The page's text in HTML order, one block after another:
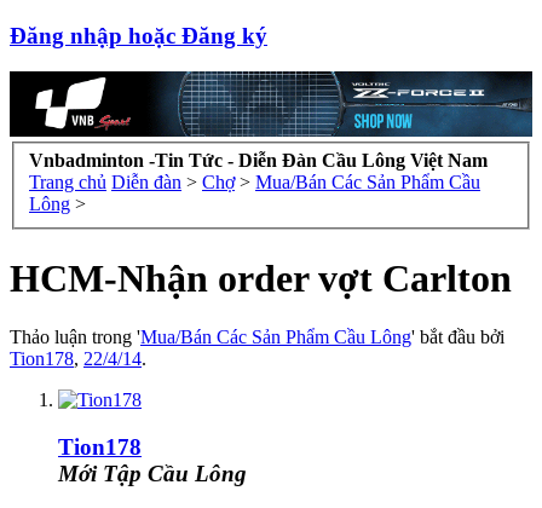
Đăng nhập hoặc Đăng ký
Vnbadminton -Tin Tức - Diễn Đàn Cầu Lông Việt Nam
Trang chủ Diễn đàn > Chợ > Mua/Bán Các Sản Phẩm Cầu
Lông >
HCM-Nhận order vợt Carlton
Thảo luận trong 'Mua/Bán Các Sản Phẩm Cầu Lông' bắt đầu bởi
Tion178, 22/4/14.
Tion178
Mới Tập Cầu Lông